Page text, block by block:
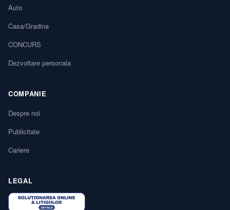
Auto
Casa/Gradina
CONCURS
Dezvoltare personala
COMPANIE
Despre noi
Publicitate
Cariere
LEGAL